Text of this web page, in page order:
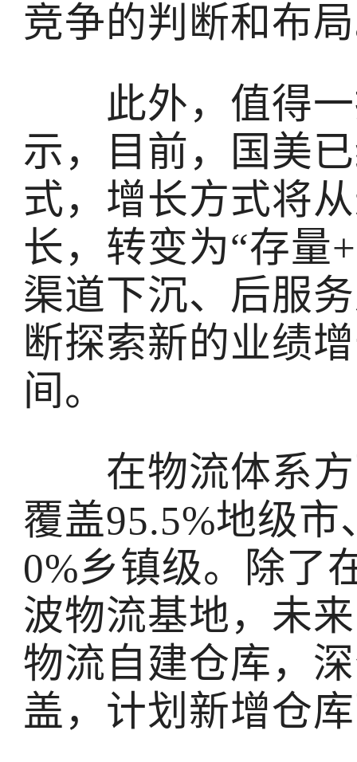
竞争的判断和
此外，值得一
示，目前，国美
式，增长方式将
长，转变为“存量
渠道下沉、后服
断探索新的业绩
间。
在物流体系方
覆盖95.5%地级市
0%乡镇级。除了
波物流基地，未
物流自建仓库，
盖，计划新增仓